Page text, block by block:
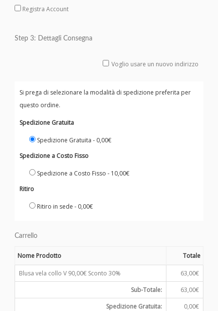
Registra Account
Step 3: Dettagli Consegna
Voglio usare un nuovo indirizzo
Si prega di selezionare la modalità di spedizione preferita per
questo ordine.
Spedizione Gratuita
Spedizione Gratuita - 0,00€
Spedizione a Costo Fisso
Spedizione a Costo Fisso - 10,00€
Ritiro
Ritiro in sede - 0,00€
Carrello
Nome Prodotto Totale
Blusa vela collo V 90,00€ Sconto 30%
63,00€
Sub-Totale:
63,00€
Spedizione Gratuita:
0,00€